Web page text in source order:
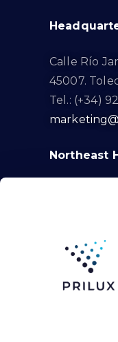
Calle Río
45007.
Tel.: (+34)
Northeast
08791.
Tel.: (+34)